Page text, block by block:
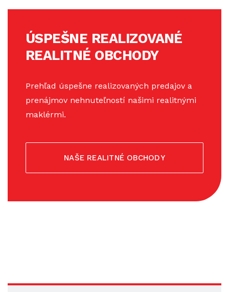
ÚSPEŠNE REALIZOVANÉ
REALITNÉ OBCHODY
Prehľad úspešne realizovaných predajov a
prenájmov nehnuteľností našimi realitnými
maklérmi.
NAŠE REALITNÉ OBCHODY